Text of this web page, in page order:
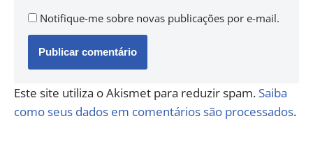
Notifique-me sobre novas publicações por e-mail.
Este site utiliza o Akismet para reduzir spam. Saiba
como seus dados em comentários são processados.